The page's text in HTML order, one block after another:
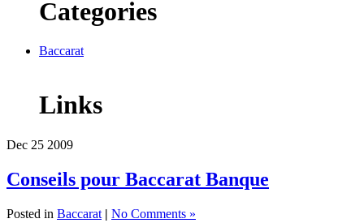
Categories
Baccarat
Links
Dec 25 2009
Conseils pour Baccarat Banque
Posted in Baccarat | No Comments »